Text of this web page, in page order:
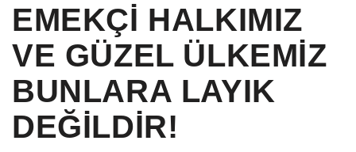
EMEKÇİ HALKIMIZ
VE GÜZEL ÜLKEMİZ
BUNLARA LAYIK
DEĞİLDİR!